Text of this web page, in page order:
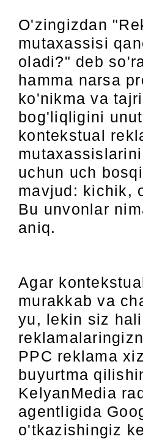
O'zingizdan
mutaxassisi
oladi?" deb
hamma narsa
ko'nikma va
bog'liqligini
kontekstual
uchun uch
mavjud: kichik,
Bu unvonlar
aniq.
Agar
murakkab va
yu, lekin siz
PPC reklama
buyurtma
KelyanMedia
agentligida
o'tkazishingiz